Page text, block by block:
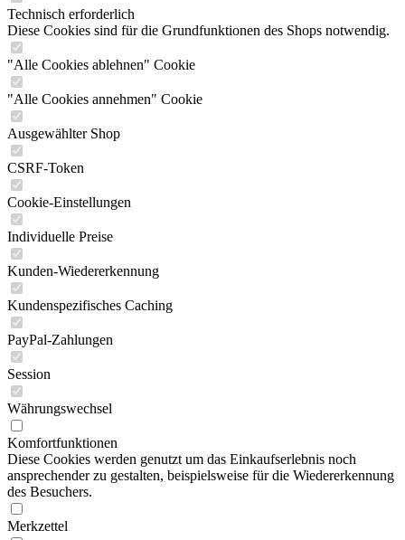
Technisch erforderlich
Diese Cookies sind für die Grundfunktionen des Shops notwendig.
"Alle Cookies ablehnen" Cookie
"Alle Cookies annehmen" Cookie
Ausgewählter Shop
CSRF-Token
Cookie-Einstellungen
Individuelle Preise
Kunden-Wiedererkennung
Kundenspezifisches Caching
PayPal-Zahlungen
Session
Währungswechsel
Komfortfunktionen
Diese Cookies werden genutzt um das Einkaufserlebnis noch
ansprechender zu gestalten, beispielsweise für die Wiedererkennung
des Besuchers.
Merkzettel